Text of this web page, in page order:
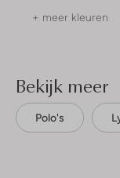
+ meer kleuren
Bekijk meer
Polo's